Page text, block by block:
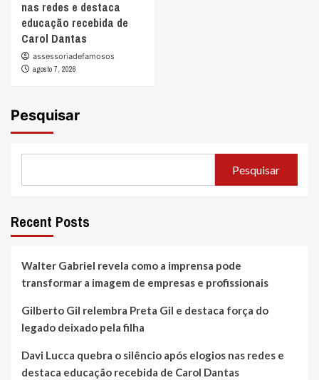
nas redes e destaca
educação recebida de
Carol Dantas
assessoriadefamosos
agosto 7, 2026
Pesquisar
Pesquisar
Recent Posts
Walter Gabriel revela como a imprensa pode
transformar a imagem de empresas e profissionais
Gilberto Gil relembra Preta Gil e destaca força do
legado deixado pela filha
Davi Lucca quebra o silêncio após elogios nas redes e
destaca educação recebida de Carol Dantas